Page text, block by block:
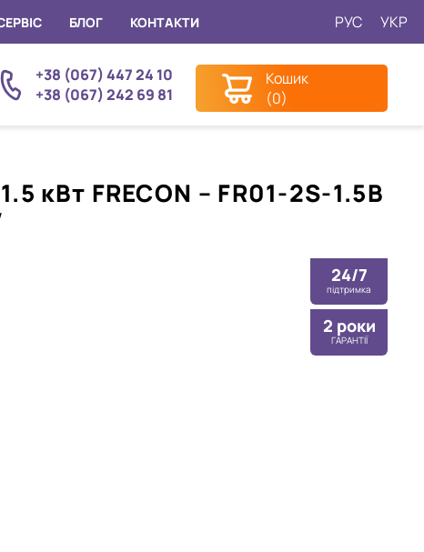
БЛОГ КОНТАКТИ РУС УКР
+38 (067) 447 24 10
+38 (067) 242 69 81
Кошик
(0)
кВт FRECON – FR01-2S-1.5B
24/7
підтримка
2 роки
ГАРАНТІЇ